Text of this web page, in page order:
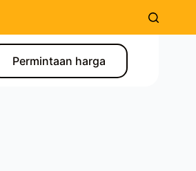
Permintaan harga